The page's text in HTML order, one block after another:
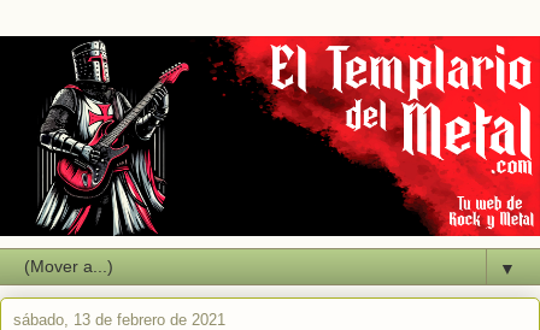
▼
sábado, 13 de febrero de 2021